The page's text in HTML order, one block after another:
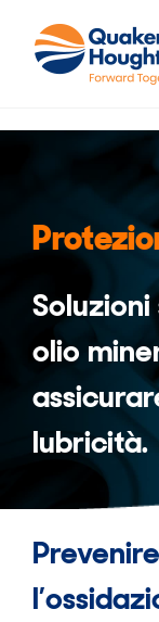
contenuto
olio
lubricità.